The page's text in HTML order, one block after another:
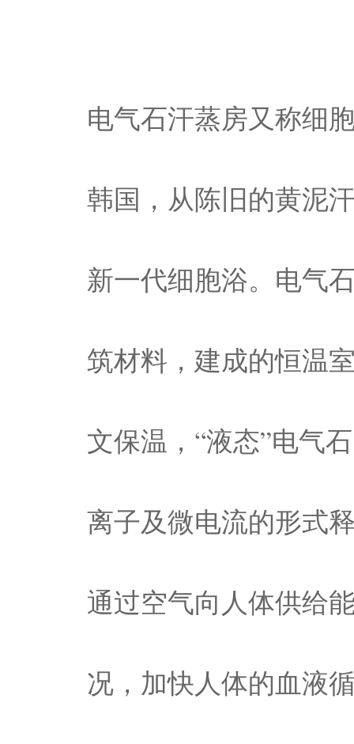
电气石汗蒸房又称细
韩国，从陈旧的黄泥
新一代细胞浴。电气
筑材料，建成的恒温
文保温，“液态”电气
离子及微电流的形式
通过空气向人体供给
况，加快人体的血液